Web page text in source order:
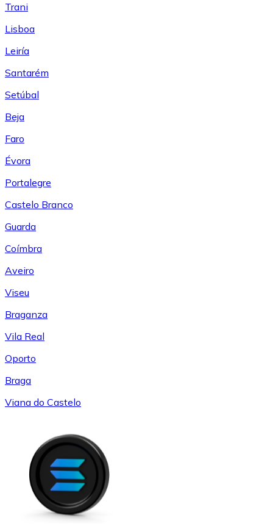
Trani
Lisboa
Leiría
Santarém
Setúbal
Beja
Faro
Évora
Portalegre
Castelo Branco
Guarda
Coímbra
Aveiro
Viseu
Braganza
Vila Real
Oporto
Braga
Viana do Castelo